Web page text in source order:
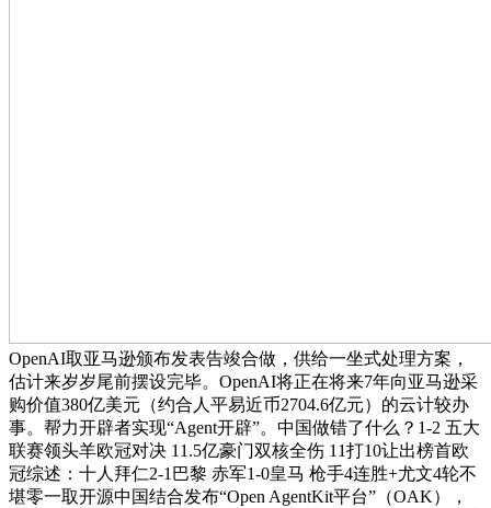
OpenAI取亚马逊颁布发表告竣合做，供给一坐式处理方案，
估计来岁岁尾前摆设完毕。OpenAI将正在将来7年向亚马逊采
购价值380亿美元（约合人平易近币2704.6亿元）的云计较办
事。帮力开辟者实现“Agent开辟”。中国做错了什么？1-2 五大
联赛领头羊欧冠对决 11.5亿豪门双核全伤 11打10让出榜首欧
冠综述：十人拜仁2-1巴黎 赤军1-0皇马 枪手4连胜+尤文4轮不
堪零一取开源中国结合发布“Open AgentKit平台”（OAK），